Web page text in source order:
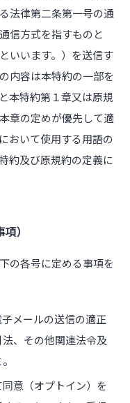
法律第二条第一号の通
信方式を指すものと
いいます。）を送信す
内容は本特約の一部を
本特約第１章又は原規
章の定めが優先して適
おいて使用する用語の
約及び原規約の定義に
）
の各号に定める事項を
メールの送信の適正
、その他関連法令及
意（オプトイン）を